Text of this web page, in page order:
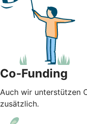
Co-Funding
Auch wir unterstützen
zusätzlich.